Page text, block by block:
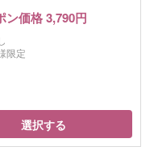
ン価格 3,790円
限定
選択する